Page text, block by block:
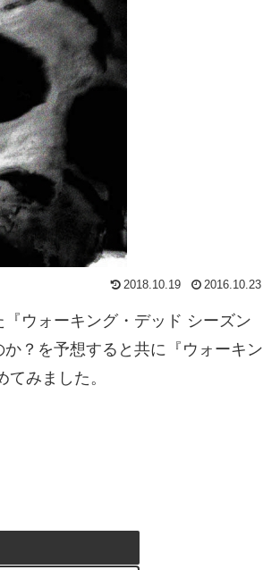
2018.10.19 2016.10.23
ウォーキング・デッド シーズン
？を予想すると共に『ウォーキン
みました。